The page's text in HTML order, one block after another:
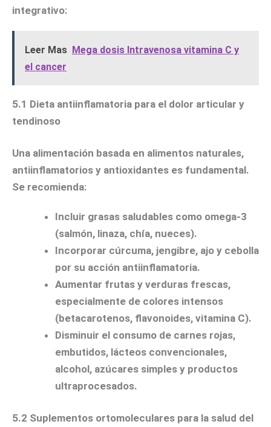
integrativo:
Leer Mas Mega dosis Intravenosa vitamina C y
el cancer
5.1 Dieta antiinflamatoria para el dolor articular y
tendinoso
Una alimentación basada en alimentos naturales,
antiinflamatorios y antioxidantes es fundamental.
Se recomienda:
Incluir grasas saludables como omega-3
(salmón, linaza, chía, nueces).
Incorporar cúrcuma, jengibre, ajo y cebolla
por su acción antiinflamatoria.
Aumentar frutas y verduras frescas,
especialmente de colores intensos
(betacarotenos, flavonoides, vitamina C).
Disminuir el consumo de carnes rojas,
embutidos, lácteos convencionales,
alcohol, azúcares simples y productos
ultraprocesados.
5.2 Suplementos ortomoleculares para la salud del